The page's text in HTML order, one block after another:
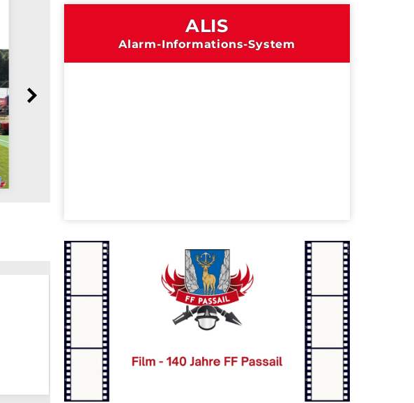
20.06.2026 in Ratten
2026 in Floing am
ALIS
Alarm-Informations-System